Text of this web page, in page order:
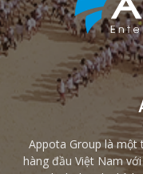
Appota Group là một
hàng đầu Việt Nam